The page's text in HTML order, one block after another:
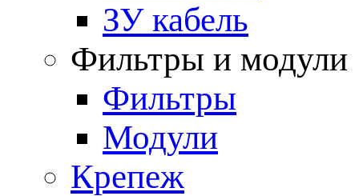
ЗУ кабель
Фильтры и модули
Фильтры
Модули
Крепеж